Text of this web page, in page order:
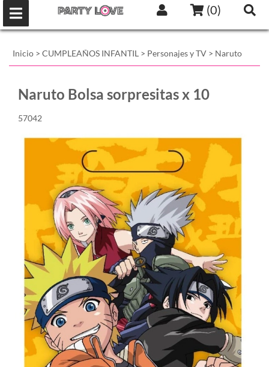
(0)
Inicio > CUMPLEAÑOS INFANTIL > Personajes y TV > Naruto
Naruto Bolsa sorpresitas x 10
57042